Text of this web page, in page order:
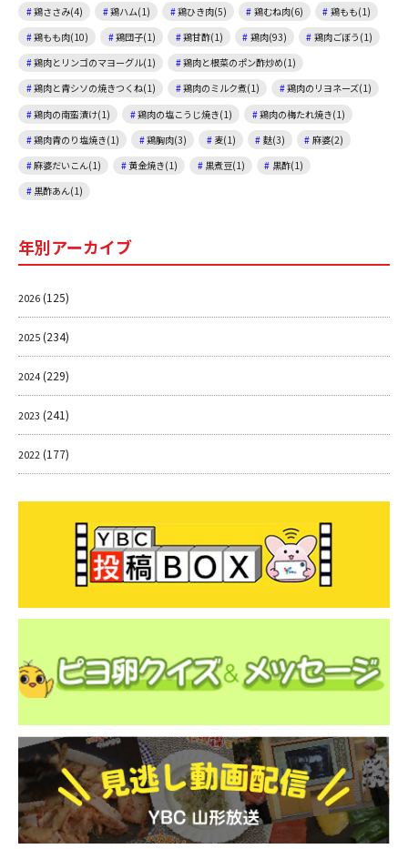
鶏ささみ(4)
鶏ハム(1) 鶏ひき肉(5) 鶏むね肉(6)
鶏もも(1)
鶏もも肉(10)
鶏団子(1) 鶏甘酢(1) 鶏肉(93)
鶏肉ごぼう(1)
鶏肉とリンゴのマヨーグル(1)
鶏肉と根菜のポン酢炒め(1)
鶏肉と青シソの焼きつくね(1)
鶏肉のミルク煮(1)
鶏肉のリヨネーズ(1)
鶏肉の南蛮漬け(1)
鶏肉の塩こうじ焼き(1)
鶏肉の梅たれ焼き(1)
鶏肉青のり塩焼き(1)
鶏胸肉(3) 麦(1) 麩(3)
麻婆(2)
麻婆だいこん(1)
黄金焼き(1) 黒煮豆(1)
黒酢(1)
黒酢あん(1)
年別アーカイブ
2026(125)
2025(234)
2024(229)
2023 (241)
2022(177)